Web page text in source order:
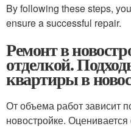
By following these steps,
ensure a successful repair.
Ремонт в
отделкой.
квартиры в
От объема работ зависит
новостройке.